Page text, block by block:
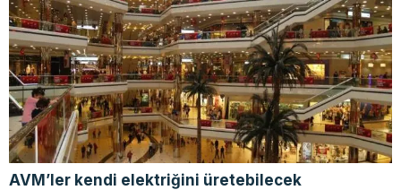
AVM’ler kendi elektriğini üretebilecek